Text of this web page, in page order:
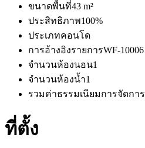
ขนาดพื้นที่43 m²
ประสิทธิภาพ100%
ประเภทคอนโด
การอ้างอิงรายการWF-10006
จำนวนห้องนอน1
จำนวนห้องน้ำ1
รวมค่าธรรมเนียมการจัดการ
ที่ตั้ง